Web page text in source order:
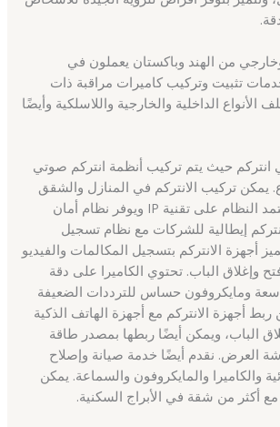
من الهند وباكستان يعملون في
تثبيت وتركيب كاميرات مراقبة ذات
الداخلية والخارجية واللاسلكية وأيضًا
حيث يتم تركيب أنظمة انتركم صوتي
يمكن تركيب الانتركم في المنازل والشقق
والأبراج السكنية. يعتمد النظام على تقنية IP ويوفر نظام أمان
إيطالية للشركات مع نظام تسجيل
أجهزة الانتركم بتسجيل المكالمات والفيديو
وإغلاق الباب. تحتوي الكاميرا على دقة
ومايكروفون حساس للترددات الضعيفة
أجهزة الانتركم مع أجهزة الهاتف الذكية
الباب، ويمكن أيضًا ربطها بمصدر طاقة
العرض. نقدم أيضًا خدمة صيانة وإصلاح
والكاميرا والمايكروفون والسماعة. يمكن
مع أكثر من شقة في الأبراج السكنية.